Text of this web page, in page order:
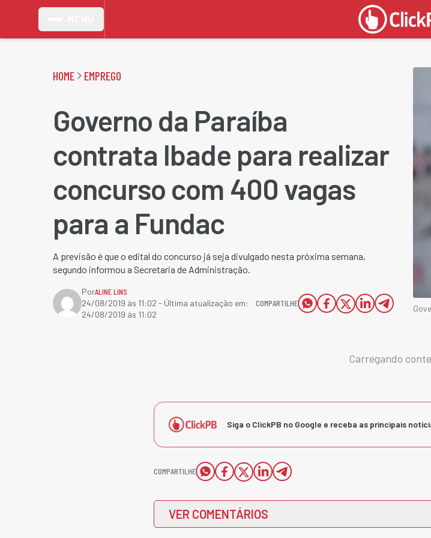
HOME EMPREGO
Governo da Paraíba
contrata Ibade para realizar
concurso com 400 vagas
para a Fundac
A previsão é que o edital do concurso já seja divulgado nesta próxima semana,
segundo informou a Secretaria de Administração.
PorALINE LINS
24/08/2019 às 11:02 - Última atualização em:
24/08/2019 às 11:02
COMPARTILHE
Carregando
Siga o ClickPB no Google e receba as principais
COMPARTILHE
VER COMENTÁRIOS